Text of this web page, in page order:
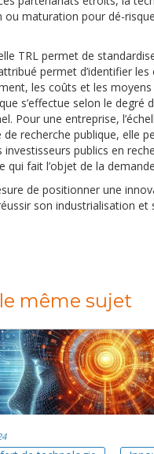
maturation pour dé-
TRL permet de
permet d’identifier
les coûts et les
s’effectue selon le
Pour une entreprise,
recherche publique, elle
investisseurs publics en
qui fait l’objet de la
de positionner une
son industrialisation et
même sujet